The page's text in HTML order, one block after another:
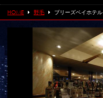
HOME 野毛 ブリーズベイホテ